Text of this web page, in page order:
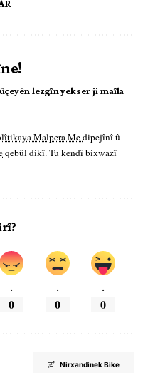
lezgîn yekser ji maîla
Malpera Medipejînî û
qebûl dikî. Tu kendî bixwazî
.
0
.
0
.
0
Nirxandinek Bike